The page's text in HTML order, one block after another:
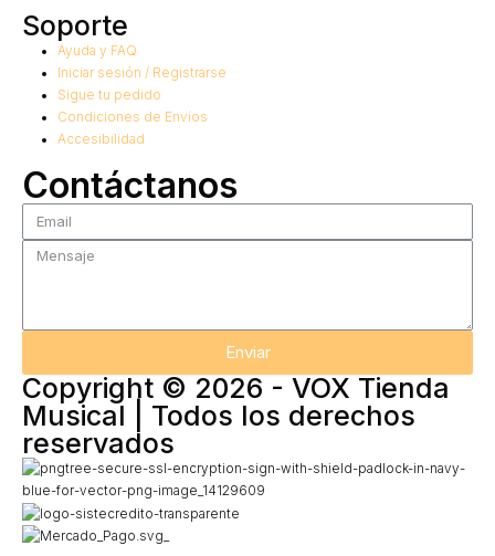
Soporte
Ayuda y FAQ
Iniciar sesión / Registrarse
Sigue tu pedido
Condiciones de Envíos
Accesibilidad
Contáctanos
Enviar
Copyright © 2026 - VOX Tienda
Musical | Todos los derechos
reservados